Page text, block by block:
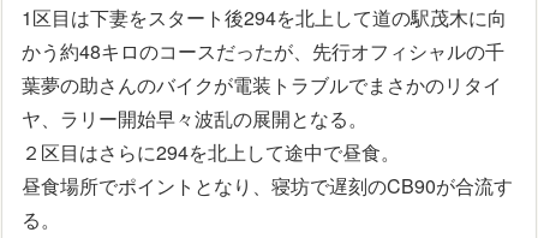
1区目は下妻をスタート後294を北上して道の駅茂木に向
かう約48キロのコースだったが、先行オフィシャルの千
葉夢の助さんのバイクが電装トラブルでまさかのリタイ
ヤ、ラリー開始早々波乱の展開となる。
２区目はさらに294を北上して途中で昼食。
昼食場所でポイントとなり、寝坊で遅刻のCB90が合流す
る。